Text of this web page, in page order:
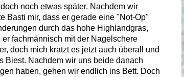
noch etwas später. Nachdem wir
Basti mir, dass er gerade eine "Not-Op"
durch das hohe Highlandgras,
fachmännisch mit der Nagelschere
doch mich kratzt es jetzt auch überall und
Biest. Nachdem wir uns beide danach
haben, gehen wir endlich ins Bett. Doch